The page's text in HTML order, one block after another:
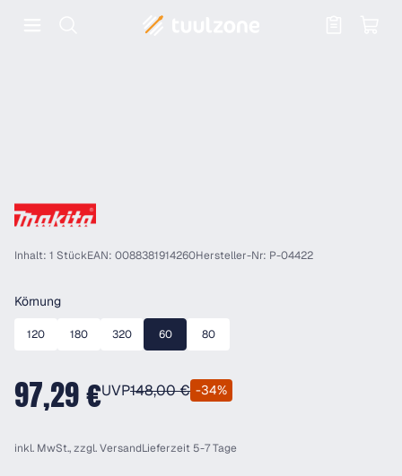
Inhalt: 1 StückEAN: 0088381914260Hersteller-Nr: P-04422
Körnungauswählen
120 180 320 60 80
97,29 €UVP148,00 € -34%
inkl. MwSt., zzgl.VersandLieferzeit 5-7 Tage